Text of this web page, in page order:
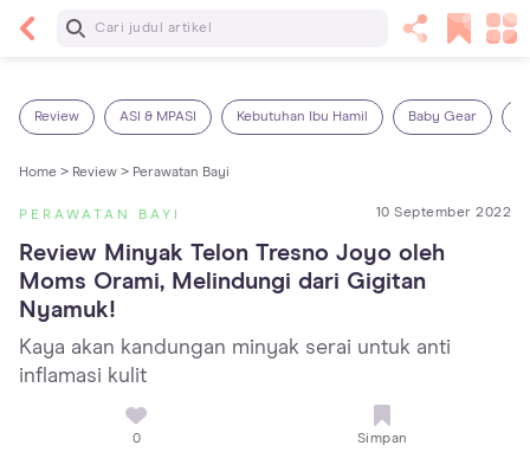
Baca Selanjutnya
Review ASI & MPASI Kebutuhan Ibu Hamil Baby Gear
Home > Review > Perawatan Bayi
PERAWATAN BAYI 10 September 2022
Review Minyak Telon Tresno Joyo oleh
Moms Orami, Melindungi dari Gigitan
Nyamuk!
Kaya akan kandungan minyak serai untuk anti
inflamasi kulit
0 Simpan